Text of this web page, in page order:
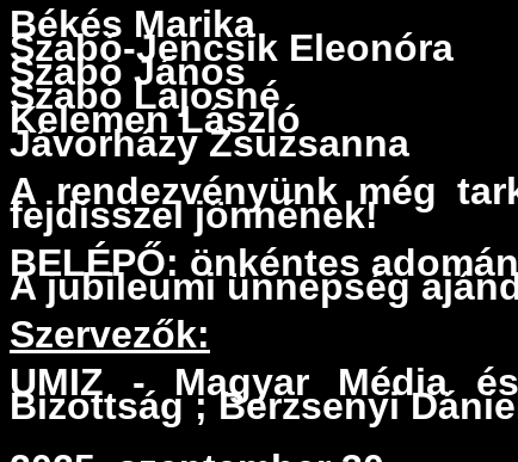
Békés Marika
Szabó-Jencsik Eleonóra
Szabó János
Szabó Lajosné
Kelemen László
Jávorházy Zsuzsanna
A rendezvényünk még
fejdísszel jönnének!
BELÉPŐ: önkéntes
A jubileumi ünnepség
Szervezők:
UMIZ - Magyar Média
Bizottság ; Berzsenyi